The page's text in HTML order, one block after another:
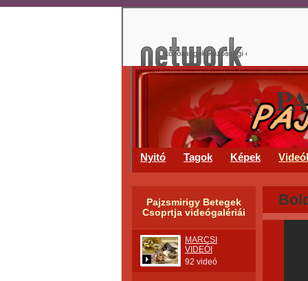
Nyitó Tagok Képek
Pajzsmirigy Betegek
Csoprtja videógalériái
MARCSI
VIDEÓI
92 videó